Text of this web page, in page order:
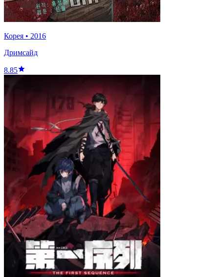
Корея • 2016
Дримсайд
8.85